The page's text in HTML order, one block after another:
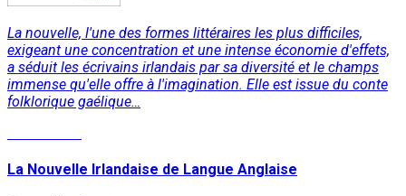
La nouvelle, l'une des formes littéraires les plus difficiles,
exigeant une concentration et une intense économie d'effets,
a séduit les écrivains irlandais par sa diversité et le champs
immense qu'elle offre à l'imagination. Elle est issue du conte
folklorique gaélique…
La Nouvelle Irlandaise de Langue Anglaise